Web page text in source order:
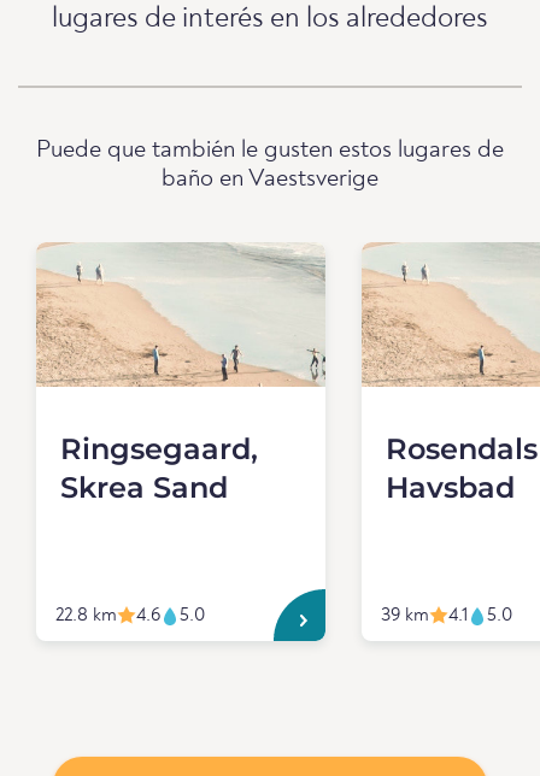
lugares de interés en los alrededores
Puede que también le gusten estos lugares de
baño en Vaestsverige
Ringsegaard,
Skrea Sand
22.8 km 4.6 5.0
Rosendals
Havsbad
39 km 4.1 5.0